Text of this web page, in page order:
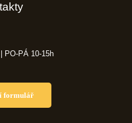
PO-PÁ 10-15h
formulář